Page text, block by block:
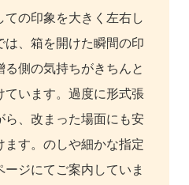
ての印象を大きく左右し
は、箱を開けた瞬間の印
側の気持ちがきちんと
ています。過度に形式張
ら、改まった場面にも安
ます。のしや細かな指定
ジにてご案内していま